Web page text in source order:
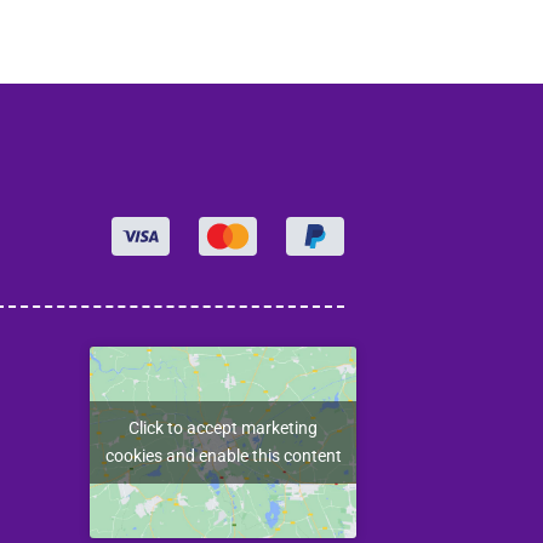
Click to accept marketing
cookies and enable this content